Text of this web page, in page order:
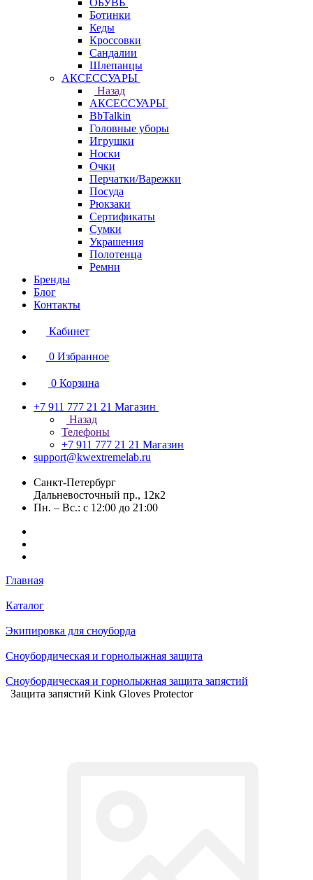
ОБУВЬ
Ботинки
Кеды
Кроссовки
Сандалии
Шлепанцы
АКСЕССУАРЫ
Назад
АКСЕССУАРЫ
BbTalkin
Головные уборы
Игрушки
Носки
Очки
Перчатки/Варежки
Посуда
Рюкзаки
Сертификаты
Сумки
Украшения
Полотенца
Ремни
Бренды
Блог
Контакты
Кабинет
0 Избранное
0 Корзина
+7 911 777 21 21 Магазин
Назад
Телефоны
+7 911 777 21 21 Магазин
support@kwextremelab.ru
Санкт-Петербург
Дальневосточный пр., 12к2
Пн. – Вс.: с 12:00 до 21:00
Главная
Каталог
Экипировка для сноуборда
Сноубордическая и горнолыжная защита
Сноубордическая и горнолыжная защита запястий
Защита запястий Kink Gloves Protector